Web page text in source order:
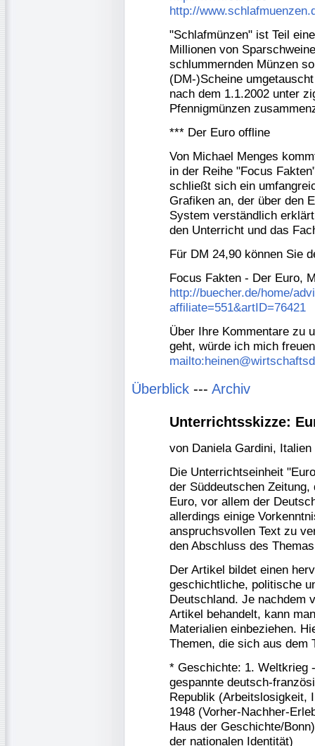
http://
"Schlafmünzen" ist Teil
Millionen von
schlummernden Münzen
(DM-)Scheine
nach dem 1.1.2002 unter
Pfennigmünzen
*** Der Euro offline
Von Michael Menges
in der Reihe "Focus
schließt sich ein
Grafiken an, der über den
System verständlich
den Unterricht und das
Für DM 24,90 können Sie
Focus Fakten - Der Euro,
http://buecher.de/home/
affiliate=551&artID=76421
Über Ihre Kommentare zu
geht, würde ich mich
Überblick --- Archiv
Unterrichtsskizze:
von Daniela Gardini, Italien
Die Unterrichtseinheit
der Süddeutschen
Euro, vor allem der
allerdings einige
anspruchsvollen Text zu
den Abschluss des
Der Artikel bildet einen
geschichtliche, politische
Deutschland. Je nachdem
Artikel behandelt, kann
Materialien einbeziehen.
Themen, die sich aus dem
* Geschichte: 1. Weltkrieg
gespannte deutsch-
Republik (Arbeitslosigkeit,
1948 (Vorher-Nachher-
Haus der Geschichte/
der nationalen Identität)